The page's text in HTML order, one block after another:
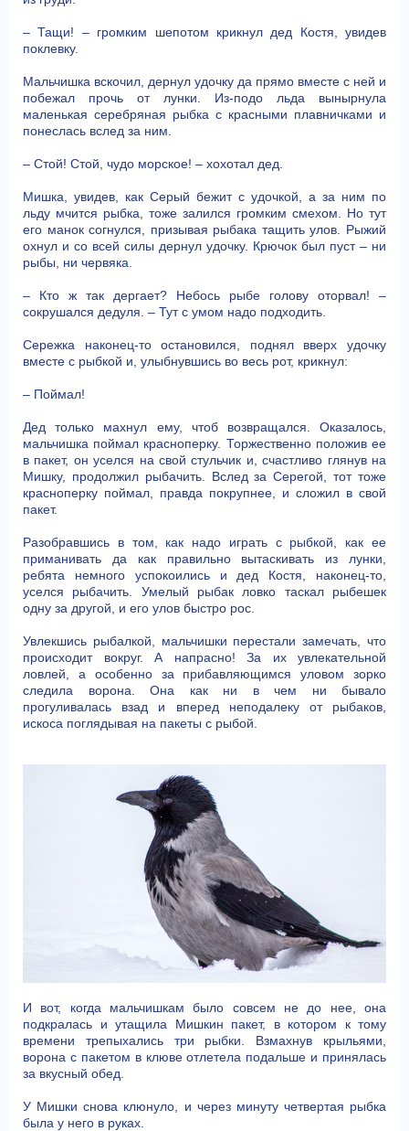
– Тащи! – громким шепотом крикнул дед Костя, увидев
поклевку.
Мальчишка вскочил, дернул удочку да прямо вместе с ней и
побежал прочь от лунки. Из-подо льда вынырнула
маленькая серебряная рыбка с красными плавничками и
понеслась вслед за ним.
– Стой! Стой, чудо морское! – хохотал дед.
Мишка, увидев, как Серый бежит с удочкой, а за ним по
льду мчится рыбка, тоже залился громким смехом. Но тут
его манок согнулся, призывая рыбака тащить улов. Рыжий
охнул и со всей силы дернул удочку. Крючок был пуст – ни
рыбы, ни червяка.
– Кто ж так дергает? Небось рыбе голову оторвал! –
сокрушался дедуля. – Тут с умом надо подходить.
Сережка наконец-то остановился, поднял вверх удочку
вместе с рыбкой и, улыбнувшись во весь рот, крикнул:
– Поймал!
Дед только махнул ему, чтоб возвращался. Оказалось,
мальчишка поймал красноперку. Торжественно положив ее
в пакет, он уселся на свой стульчик и, счастливо глянув на
Мишку, продолжил рыбачить. Вслед за Серегой, тот тоже
красноперку поймал, правда покрупнее, и сложил в свой
пакет.
Разобравшись в том, как надо играть с рыбкой, как ее
приманивать да как правильно вытаскивать из лунки,
ребята немного успокоились и дед Костя, наконец-то,
уселся рыбачить. Умелый рыбак ловко таскал рыбешек
одну за другой, и его улов быстро рос.
Увлекшись рыбалкой, мальчишки перестали замечать, что
происходит вокруг. А напрасно! За их увлекательной
ловлей, а особенно за прибавляющимся уловом зорко
следила ворона. Она как ни в чем ни бывало
прогуливалась взад и вперед неподалеку от рыбаков,
искоса поглядывая на пакеты с рыбой.
И вот, когда мальчишкам было совсем не до нее, она
подкралась и утащила Мишкин пакет, в котором к тому
времени трепыхались три рыбки. Взмахнув крыльями,
ворона с пакетом в клюве отлетела подальше и принялась
за вкусный обед.
У Мишки снова клюнуло, и через минуту четвертая рыбка
была у него в руках.